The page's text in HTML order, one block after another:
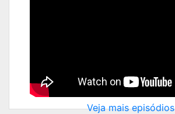
Veja mais episódios